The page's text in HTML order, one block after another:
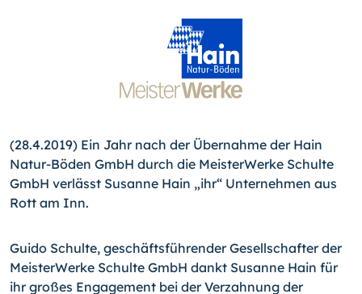
(28.4.2019) Ein Jahr nach der Übernahme der Hain
Natur-Böden GmbH durch die MeisterWerke Schulte
GmbH verlässt Susanne Hain „ihr“ Unternehmen aus
Rott am Inn.
Guido Schulte, geschäftsführender Gesellschafter der
MeisterWerke Schulte GmbH dankt Susanne Hain für
ihr großes Engagement bei der Verzahnung der